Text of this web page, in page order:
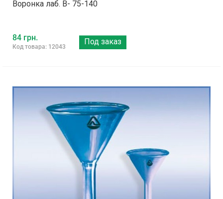
Воронка лаб. В- 75-140
84 грн.
Код товара: 12043
Под заказ